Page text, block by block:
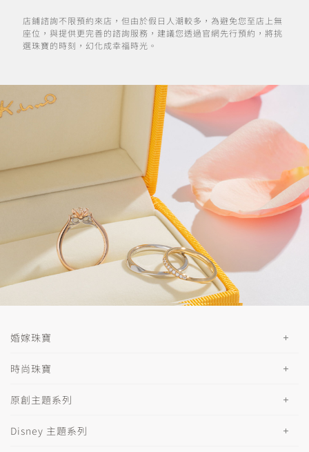
店鋪諮詢不限預約來店，但由於假日人潮較多，為避免您至店上無
座位，與提供更完善的諮詢服務，建議您透過官網先行預約，將挑
選珠寶的時刻，幻化成幸福時光。
婚嫁珠寶
時尚珠寶
原創主題系列
Disney 主題系列